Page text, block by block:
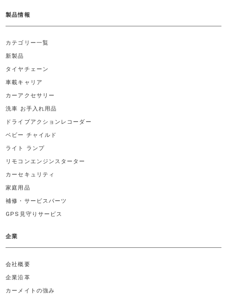
製品情報
カテゴリー一覧
新製品
タイヤチェーン
車載キャリア
カーアクセサリー
洗車 お手入れ用品
ドライブアクションレコーダー
ベビー チャイルド
ライト ランプ
リモコンエンジンスターター
カーセキュリティ
家庭用品
補修・サービスパーツ
GPS見守りサービス
企業
会社概要
企業沿革
カーメイトの強み